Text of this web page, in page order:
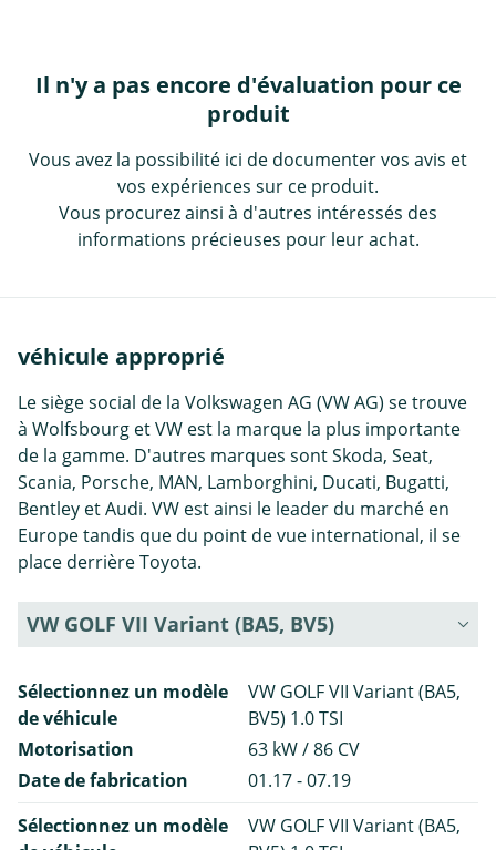
Il n'y a pas encore d'évaluation pour ce
produit
Vous avez la possibilité ici de documenter vos avis et
vos expériences sur ce produit.
Vous procurez ainsi à d'autres intéressés des
informations précieuses pour leur achat.
véhicule approprié
Le siège social de la Volkswagen AG (VW AG) se trouve
à Wolfsbourg et VW est la marque la plus importante
de la gamme. D'autres marques sont Skoda, Seat,
Scania, Porsche, MAN, Lamborghini, Ducati, Bugatti,
Bentley et Audi. VW est ainsi le leader du marché en
Europe tandis que du point de vue international, il se
place derrière Toyota.
VW GOLF VII Variant (BA5, BV5)
Sélectionnez un modèle
de véhicule
VW GOLF VII Variant (BA5,
BV5) 1.0 TSI
Motorisation
63 kW / 86 CV
Date de fabrication
01.17 - 07.19
Sélectionnez un modèle
VW GOLF VII Variant (BA5,